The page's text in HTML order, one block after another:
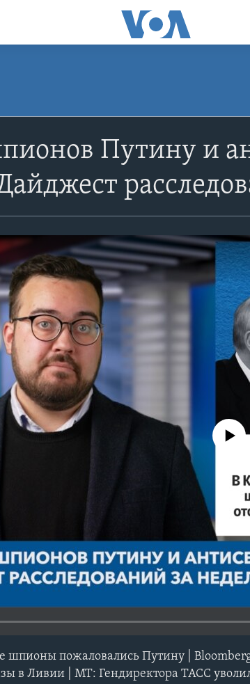
Путину и
No media source
шпионы пожаловались Путину |
в Ливии | MT: Гендиректора ТАСС